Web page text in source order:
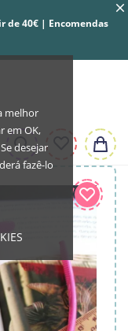
melhor
em OK,
desejar
fazê-lo
de 40€ | Encomendas